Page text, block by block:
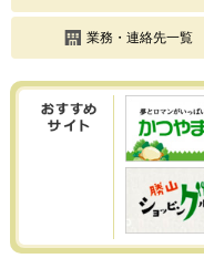
業務・連絡先一覧